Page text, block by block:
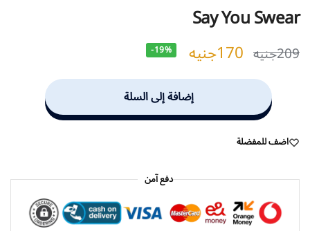
Say You Swear
209جنيه 170جنيه -19%
إضافة إلى السلة
اضف للمفضلة
دفع آمن